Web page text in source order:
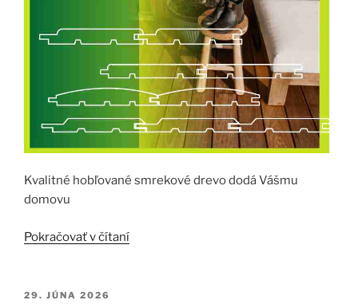
Kvalitné hobľované smrekové drevo dodá Vášmu
domovu
Pokračovať v čítaní„CHCETE
PUBLIKOVANÉ
29. JÚNA 2026